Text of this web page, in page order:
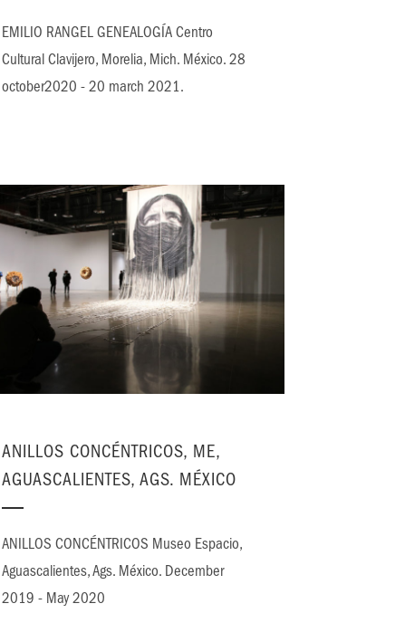
EMILIO RANGEL GENEALOGÍA Centro
Cultural Clavijero, Morelia, Mich. México. 28
october2020 - 20 march 2021.
ANILLOS CONCÉNTRICOS, ME,
AGUASCALIENTES, AGS. MÉXICO
ANILLOS CONCÉNTRICOS Museo Espacio,
Aguascalientes, Ags. México. December
2019 - May 2020